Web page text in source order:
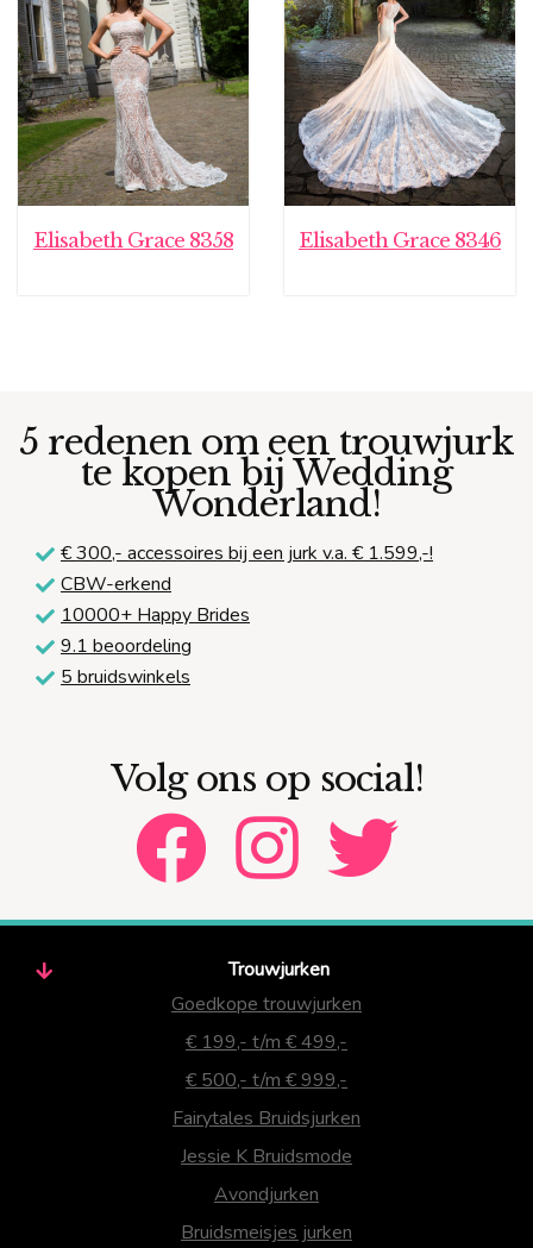
Elisabeth Grace 8358 Elisabeth Grace 8346
5 redenen om een trouwjurk
te kopen bij Wedding
Wonderland!
€ 300,- accessoires bij een jurk v.a. € 1.599,-!
CBW-erkend
10000+ Happy Brides
9.1 beoordeling
5 bruidswinkels
Volg ons op social!
Trouwjurken
Goedkope trouwjurken
€ 199,- t/m € 499,-
€ 500,- t/m € 999,-
Fairytales Bruidsjurken
Jessie K Bruidsmode
Avondjurken
Bruidsmeisjes jurken